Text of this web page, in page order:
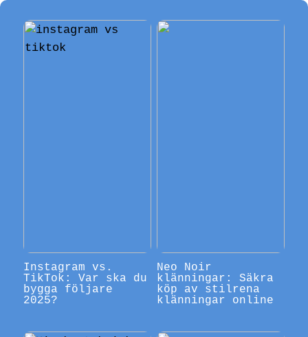
Instagram vs.
TikTok: Var ska du
bygga följare
2025?
Neo Noir
klänningar: Säkra
köp av stilrena
klänningar online